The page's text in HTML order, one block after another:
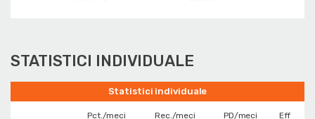
STATISTICI INDIVIDUALE
Statistici individuale
Pct./meci Rec./meci PD/meci
Eff